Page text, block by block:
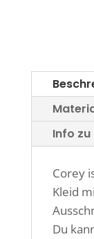
Info
Corey
Kleid
Du